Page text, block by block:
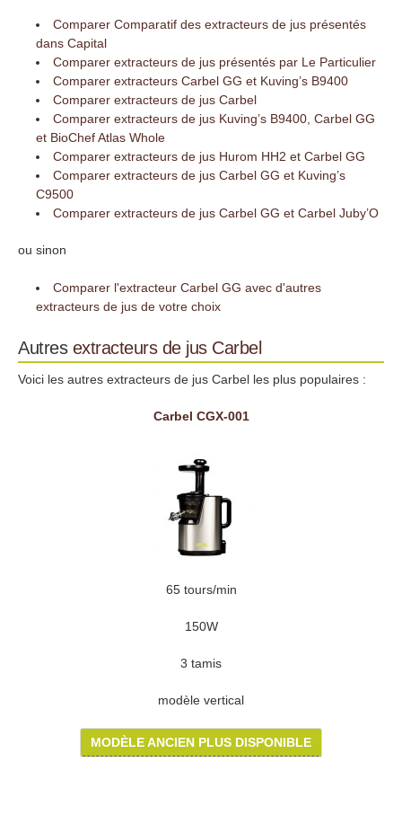
Comparer Comparatif des extracteurs de jus présentés
dans Capital
Comparer extracteurs de jus présentés par Le Particulier
Comparer extracteurs Carbel GG et Kuving’s B9400
Comparer extracteurs de jus Carbel
Comparer extracteurs de jus Kuving’s B9400, Carbel GG
et BioChef Atlas Whole
Comparer extracteurs de jus Hurom HH2 et Carbel GG
Comparer extracteurs de jus Carbel GG et Kuving’s
C9500
Comparer extracteurs de jus Carbel GG et Carbel Juby’O
ou sinon
Comparer l'extracteur Carbel GG avec d'autres
extracteurs de jus de votre choix
Autres extracteurs de jus Carbel
Voici les autres extracteurs de jus Carbel les plus populaires :
Carbel CGX-001
65 tours/min
150W
3 tamis
modèle vertical
MODÈLE ANCIEN PLUS DISPONIBLE